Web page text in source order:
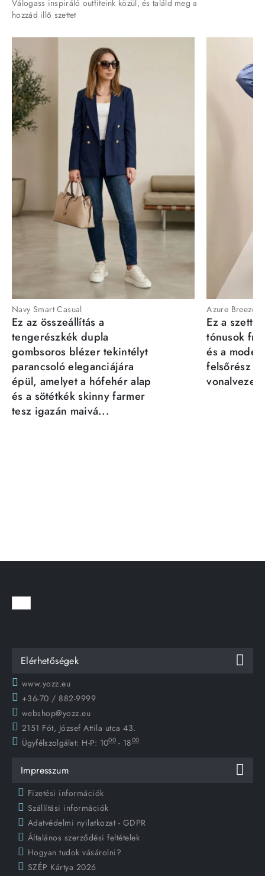
Válogass inspiráló outfiteink közül, és találd meg a
hozzád illő szettet
Navy Smart Casual
Ez az összeállítás a
tengerészkék dupla
gombsoros blézer tekintélyt
parancsoló eleganciájára
épül, amelyet a hófehér alap
és a sötétkék skinny farmer
tesz igazán maivá...
Azure Breeze
Ez a szett
tónusok
és a
felsőrész
Elérhetőségek
www.yozz.eu
+36-70 / 882-9999
webshop@yozz.eu
2151 Fót, József Attila utca 43.
Ügyfélszolgálat: H-P: 1000 - 1800
Impresszum
Fizetési információk
Szállítási információk
Adatvédelmi nyilatkozat - GDPR
Általános szerződési feltételek
Hogyan tudok vásárolni?
SZÉP Kártya 2026